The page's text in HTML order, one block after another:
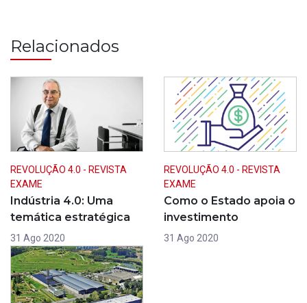
Relacionados
REVOLUÇÃO 4.0 - REVISTA
EXAME
Indústria 4.0: Uma
temática estratégica
31 Ago 2020
REVOLUÇÃO 4.0 - REVISTA
EXAME
Como o Estado apoia o
investimento
31 Ago 2020